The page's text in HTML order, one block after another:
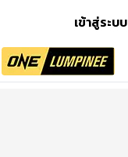
เข้าสู่ระบบ